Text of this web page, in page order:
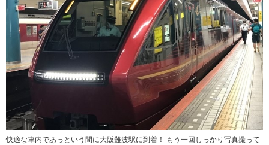
快適な車内であっという間に大阪難波駅に到着！ もう一回しっかり写真撮って